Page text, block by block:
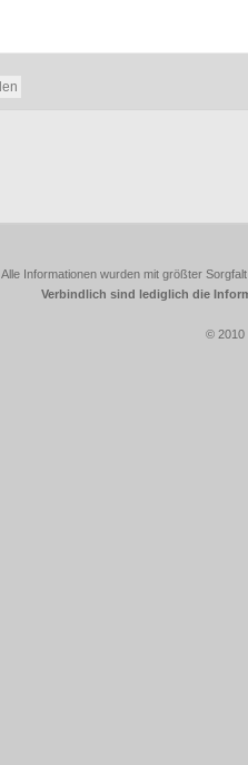
Alle Informationen wurden mit größter
Verbindlich sind lediglich die
© 2010